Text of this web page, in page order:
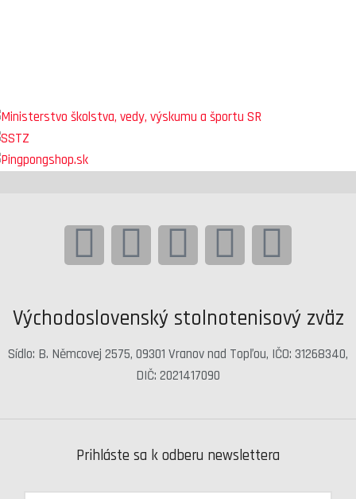
Východoslovenský stolnotenisový zväz
Sídlo: B. Němcovej 2575, 09301 Vranov nad Topľou, IČO: 31268340,
DIČ: 2021417090
Prihláste sa k odberu newslettera